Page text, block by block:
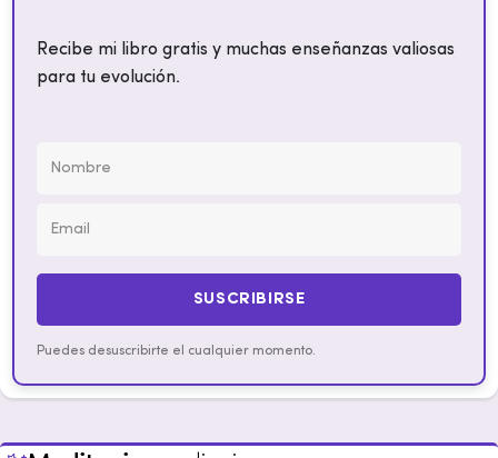
Recibe mi libro gratis y muchas enseñanzas valiosas
para tu evolución.
SUSCRIBIRSE
Puedes desuscribirte el cualquier momento.